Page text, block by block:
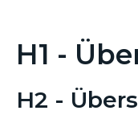
H1 -
H2 -